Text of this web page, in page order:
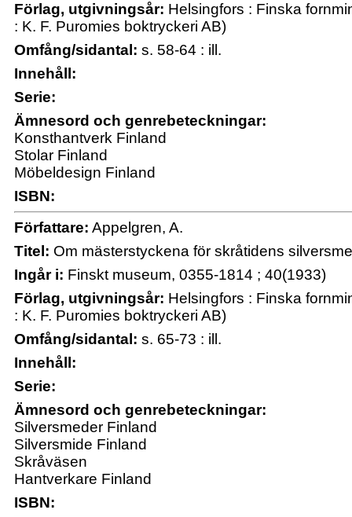
Förlag, utgivningsår: Helsingfors : Finska
: K. F. Puromies boktryckeri AB)
Omfång/sidantal: s. 58-64 : ill.
Innehåll:
Serie:
Ämnesord och genrebeteckningar:
Konsthantverk Finland
Stolar Finland
Möbeldesign Finland
ISBN:
Författare: Appelgren, A.
Titel: Om mästerstyckena för skråtidens
Ingår i: Finskt museum, 0355-1814 ; 40(1933)
Förlag, utgivningsår: Helsingfors : Finska
: K. F. Puromies boktryckeri AB)
Omfång/sidantal: s. 65-73 : ill.
Innehåll:
Serie:
Ämnesord och genrebeteckningar:
Silversmeder Finland
Silversmide Finland
Skråväsen
Hantverkare Finland
ISBN: